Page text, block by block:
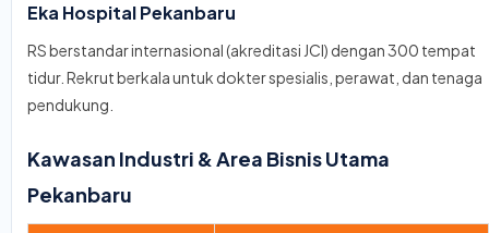
Eka Hospital Pekanbaru
RS berstandar internasional (akreditasi JCI) dengan 300 tempat
tidur. Rekrut berkala untuk dokter spesialis, perawat, dan tenaga
pendukung.
Kawasan Industri & Area Bisnis Utama
Pekanbaru